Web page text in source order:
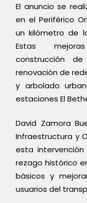
El anuncio se
en el Periférico
un kilómetro de
Estas
construcción
renovación de
y arbolado
estaciones El
David Zamora
Infraestructura y
esta
rezago histórico
básicos y
usuarios del